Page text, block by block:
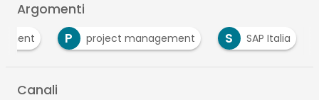
Argomenti
P project management S SAP Italia
Canali